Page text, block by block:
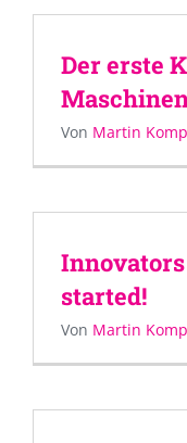
Der erste
Von Martin
Innovators
started!
Von Martin